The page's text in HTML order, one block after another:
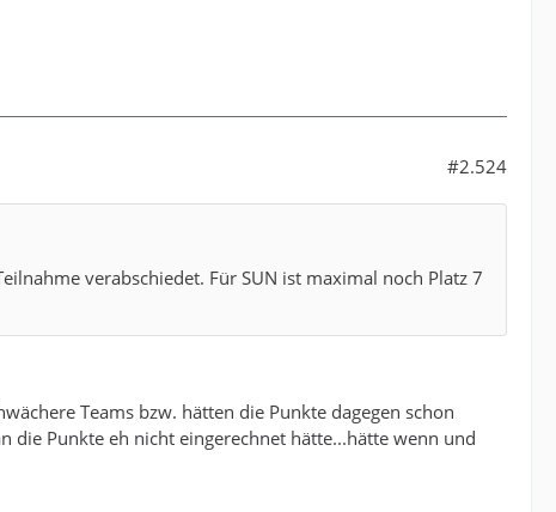
#2.524
verabschiedet. Für SUN ist maximal noch Platz 7
Teams bzw. hätten die Punkte dagegen schon
die Punkte eh nicht eingerechnet hätte...hätte wenn und